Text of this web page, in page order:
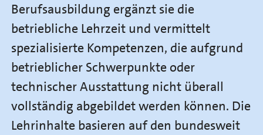
Berufsausbildung ergänzt sie die
betriebliche Lehrzeit und vermittelt
spezialisierte Kompetenzen, die aufgrund
betrieblicher Schwerpunkte oder
technischer Ausstattung nicht überall
vollständig abgebildet werden können. Die
Lehrinhalte basieren auf den bundesweit